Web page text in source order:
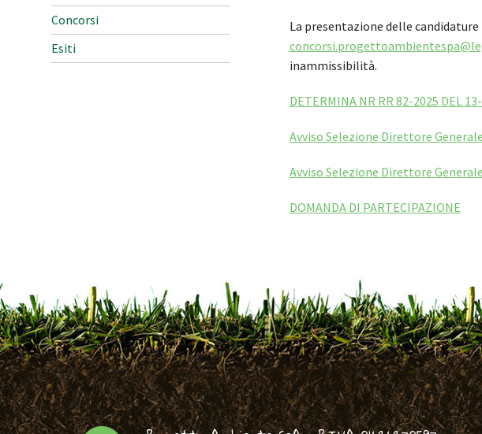
Concorsi
Esiti
La presentazione delle
inammissibilità.
DETERMINA NR RR 82-2025 DEL
Avviso Selezione Direttore Generale
Avviso Selezione Direttore Generale
DOMANDA DI PARTECIPAZIONE